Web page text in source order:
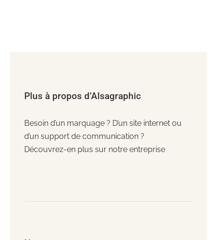
Plus à propos d’Alsagraphic
Besoin d’un marquage ? D’un site internet ou
d’un support de communication ?
Découvrez-en plus sur notre entreprise